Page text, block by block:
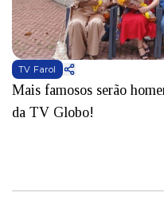
TV Farol
Mais famosos serão
da TV Globo!